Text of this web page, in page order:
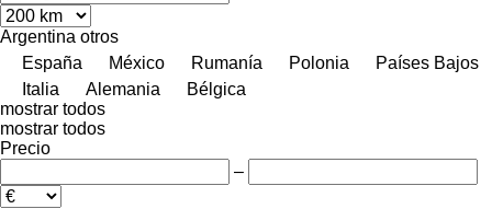
Argentina otros
España
México Rumanía Polonia
Países Bajos
Italia
Alemania
Bélgica
mostrar todos
mostrar todos
Precio
–